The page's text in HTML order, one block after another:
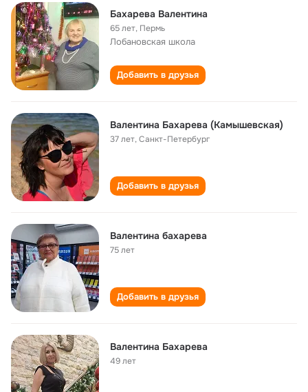
Бахарева Валентина
65 лет, Пермь
Лобановская школа
Добавить в друзья
Валентина Бахарева (Камышевская)
37 лет,Санкт-Петербург
Добавить в друзья
Валентина бахарева
75 лет
Добавить в друзья
Валентина Бахарева
49 лет